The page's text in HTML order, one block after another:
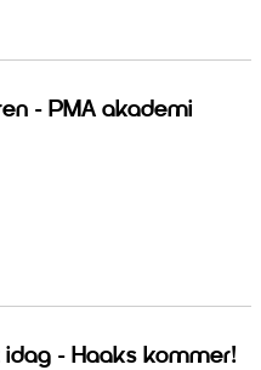
- PMA akademi
- Haaks kommer!